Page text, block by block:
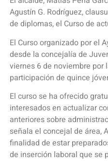
Agustín G. Rodríguez,
de diplomas, el Curso de
El Curso organizado por el
desde la concejalía de
viernes 6 de noviembre por
participación de quince
El curso se ha ofrecido
interesados en actualizar
anteriores sobre
señala el concejal de área,
finalidad de estar
de inserción laboral que se